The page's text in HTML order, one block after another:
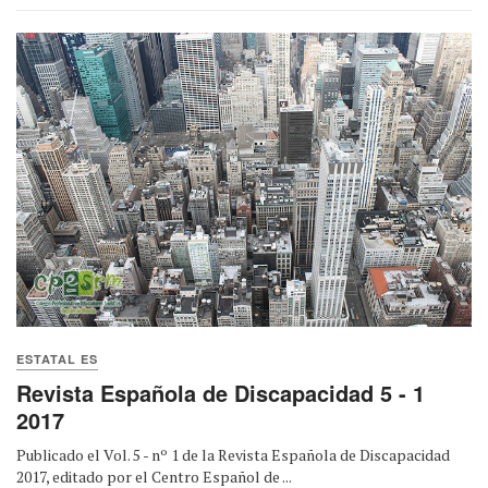
ESTATAL ES
Revista Española de Discapacidad 5 - 1
2017
Publicado el Vol. 5 - nº 1 de la Revista Española de Discapacidad
2017, editado por el Centro Español de ...